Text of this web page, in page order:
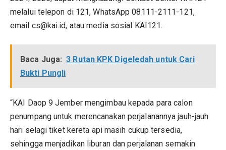
melalui telepon di 121, WhatsApp 08111-2111-121,
email cs@kai.id, atau media sosial KAI121.
Baca Juga: 3 Rutan KPK Digeledah untuk Cari
Bukti Pungli
“KAI Daop 9 Jember mengimbau kepada para calon
penumpang untuk merencanakan perjalanannya jauh-jauh
hari selagi tiket kereta api masih cukup tersedia,
sehingga menjadikan liburan dan perjalanan semakin